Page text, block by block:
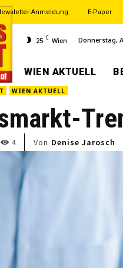
Anmeldung E-Paper
25 C Wien Donnerstag,
WIEN AKTUELL
WIEN AKTUELL
4 Von Denise Jarosch